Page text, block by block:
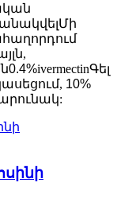
Մի
,
0.4%ivermectinԳել
, 10%